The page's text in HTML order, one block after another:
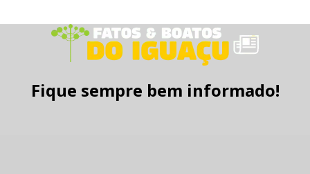
Fique sempre bem informado!